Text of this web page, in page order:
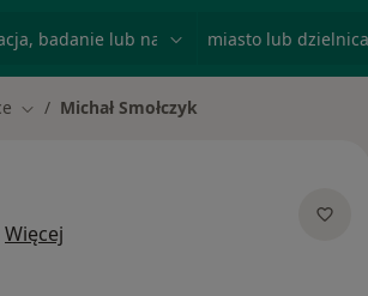
Zmień miasto
Michał Smołczyk
Więcej